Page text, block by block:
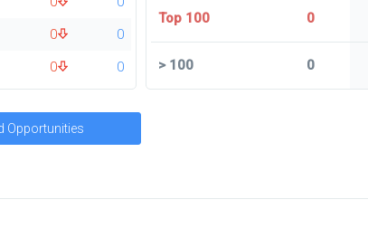
0
0
0 0
Top 100 0
>100 0
Opportunities